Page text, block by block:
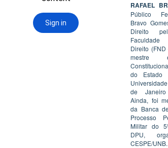
RAFAEL
Público
Bravo
Direito
Direito
mestre
do Estado
de
Ainda, foi
da Banca
Processo
Militar do
DPU,
CESPE/UNB.